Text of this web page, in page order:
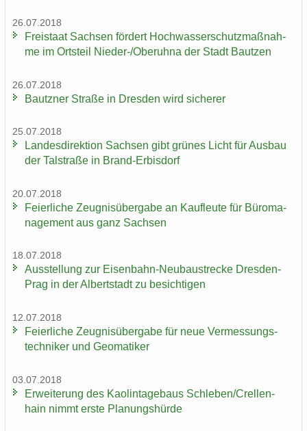
26.07.2018
Frei­staat Sach­sen för­dert Hoch­was­ser­schutz­maß­nah­
me im Orts­teil Nieder-​/Ober­uh­na der Stadt Baut­zen
26.07.2018
Bautz­ner Stra­ße in Dres­den wird si­che­rer
25.07.2018
Lan­des­di­rek­ti­on Sach­sen gibt grü­nes Licht für Aus­bau
der Tal­stra­ße in Brand-​Erbisdorf
20.07.2018
Fei­er­li­che Zeug­nis­über­ga­be an Kauf­leu­te für Bü­ro­ma­
nage­ment aus ganz Sach­sen
18.07.2018
Aus­stel­lung zur Eisenbahn-​Neubaustrecke Dresden-​
Prag in der Al­bert­stadt zu be­sich­ti­gen
12.07.2018
Fei­er­li­che Zeug­nis­über­ga­be für neue Ver­mes­sungs­
tech­ni­ker und Geo­ma­ti­ker
03.07.2018
Er­wei­te­rung des Kao­lin­ta­ge­baus Schle­ben/Crel­len­
hain nimmt erste Pla­nungs­hür­de